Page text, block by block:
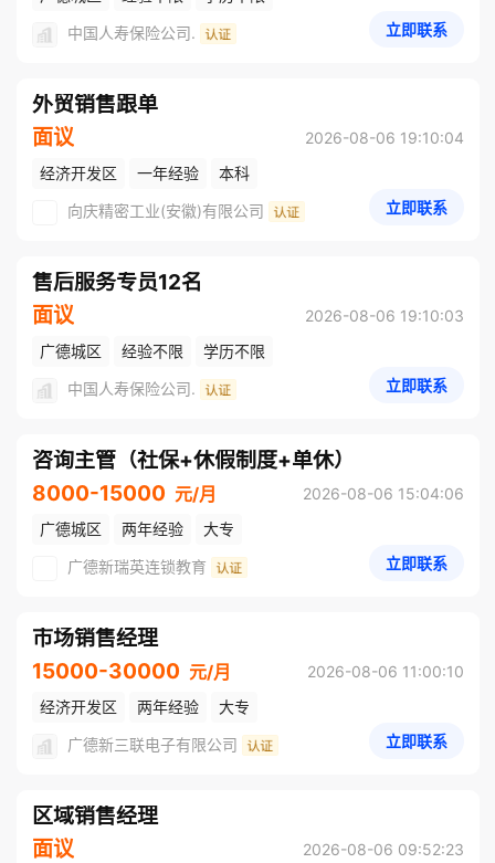
中国人寿保险公司.
立即联系
外贸销售跟单
面议
2026-08-06 19:10:04
经济开发区
一年经验
本科
向庆精密工业(安徽)有限公司
立即联系
售后服务专员12名
面议
2026-08-06 19:10:03
广德城区
经验不限
学历不限
中国人寿保险公司.
立即联系
咨询主管（社保+休假制度+单休）
8000-15000 元/月
2026-08-06 15:04:06
广德城区
两年经验
大专
广德新瑞英连锁教育
立即联系
市场销售经理
15000-30000 元/月
2026-08-06 11:00:10
经济开发区
两年经验
大专
广德新三联电子有限公司
立即联系
区域销售经理
面议
2026-08-06 09:52:23